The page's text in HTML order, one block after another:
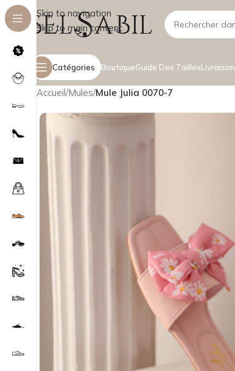
Skip to navigation
Skip to main content
Catégories BoutiqueGuide Des TaillesLivraison
Accueil/Mules/Mule Julia 0070-7